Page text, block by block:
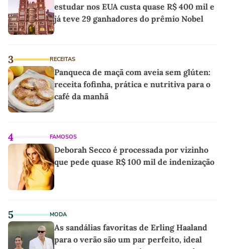
estudar nos EUA custa quase R$ 400 mil e
já teve 29 ganhadores do prêmio Nobel
3 RECEITAS
Panqueca de maçã com aveia sem glúten:
receita fofinha, prática e nutritiva para o
café da manhã
4 FAMOSOS
Deborah Secco é processada por vizinho
que pede quase R$ 100 mil de indenização
5 MODA
As sandálias favoritas de Erling Haaland
para o verão são um par perfeito, ideal